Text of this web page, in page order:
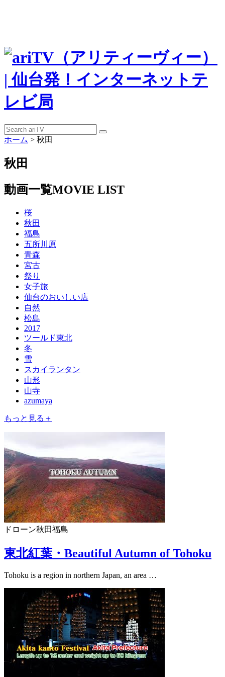
ホーム > 秋田
秋田
動画一覧MOVIE LIST
桜
秋田
福島
五所川原
青森
宮古
祭り
女子旅
仙台のおいしい店
自然
松島
2017
ツールド東北
冬
雪
スカイランタン
山形
山寺
azumaya
もっと見る＋
ドローン秋田福島
東北紅葉・Beautiful Autumn of Tohoku
Tohoku is a region in northern Japan, an area …